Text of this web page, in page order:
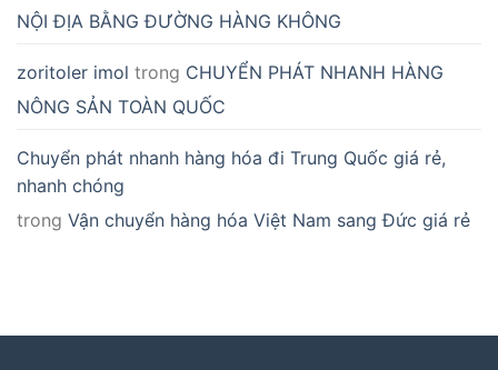
NỘI ĐỊA BẰNG ĐƯỜNG HÀNG KHÔNG
zoritoler imol trong CHUYỂN PHÁT NHANH HÀNG
NÔNG SẢN TOÀN QUỐC
Chuyển phát nhanh hàng hóa đi Trung Quốc giá rẻ,
nhanh chóng
trong Vận chuyển hàng hóa Việt Nam sang Đức giá rẻ